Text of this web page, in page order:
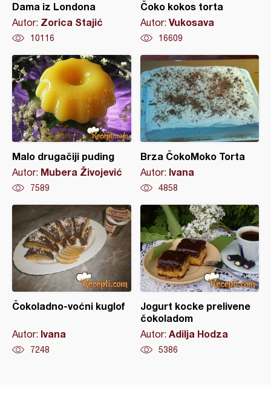
Dama iz Londona
Autor: Zorica Stajić
10116
Čoko kokos torta
Autor: Vukosava
16609
Malo drugačiji puding
Autor: Mubera Živojević
7589
Brza ČokoMoko Torta
Autor: Ivana
4858
Čokoladno-voćni kuglof
Autor: Ivana
7248
Jogurt kocke prelivene
čokoladom
Autor: Adilja Hodza
5386